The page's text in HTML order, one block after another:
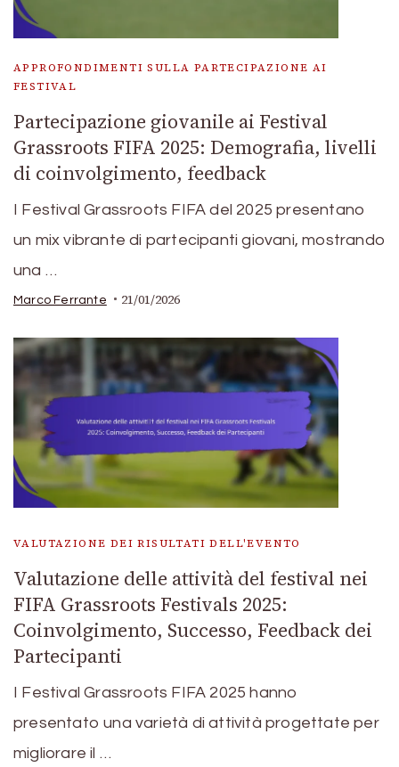
APPROFONDIMENTI SULLA PARTECIPAZIONE AI
FESTIVAL
Partecipazione giovanile ai Festival
Grassroots FIFA 2025: Demografia, livelli
di coinvolgimento, feedback
I Festival Grassroots FIFA del 2025 presentano
un mix vibrante di partecipanti giovani, mostrando
una …
Marco Ferrante 21/01/2026
VALUTAZIONE DEI RISULTATI DELL'EVENTO
Valutazione delle attività del festival nei
FIFA Grassroots Festivals 2025:
Coinvolgimento, Successo, Feedback dei
Partecipanti
I Festival Grassroots FIFA 2025 hanno
presentato una varietà di attività progettate per
migliorare il …